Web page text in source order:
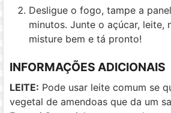
Desligue o fogo, tampe a
minutos. Junte o açúcar, leite,
misture bem e tá pronto!
INFORMAÇÕES ADICIONAIS
LEITE: Pode usar leite comum se
vegetal de amendoas que da um